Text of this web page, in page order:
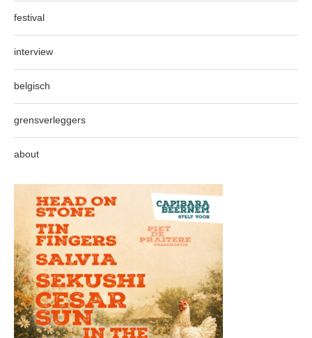
festival
interview
belgisch
grensverleggers
about